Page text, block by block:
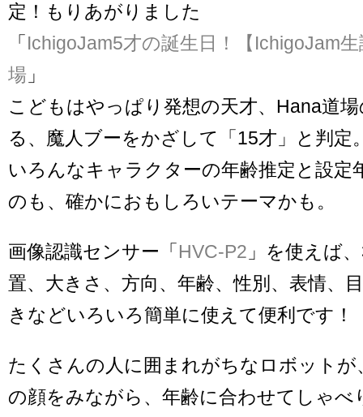
定！もりあがりました
「 IchigoJam5才の誕生日！【IchigoJam
場 」
こどもはやっぱり発想の天才、Hana道
る、魔人ブーをかざして「15才」と判定
いろんなキャラクターの年齢推定と設定
のも、確かにおもしろいテーマかも。
画像認識センサー「 HVC-P2 」を使えば
置、大きさ、方向、年齢、性別、表情、
きなどいろいろ簡単に使えて便利です！
たくさんの人に囲まれがちなロボット
の顔をみながら、年齢に合わせてしゃべ